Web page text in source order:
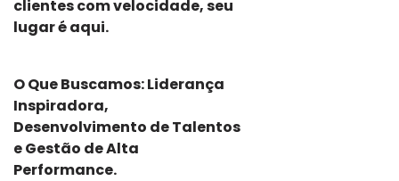
clientes com velocidade, seu
lugar é aqui.
O Que Buscamos: Liderança
Inspiradora,
Desenvolvimento de Talentos
e Gestão de Alta
Performance.